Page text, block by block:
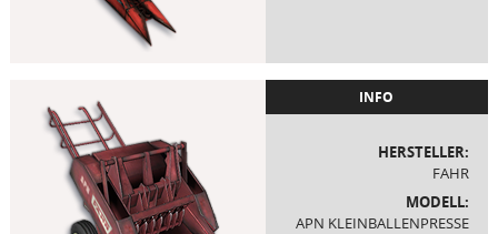
INFO
HERSTELLER:
FAHR
MODELL:
APN KLEINBALLENPRESSE